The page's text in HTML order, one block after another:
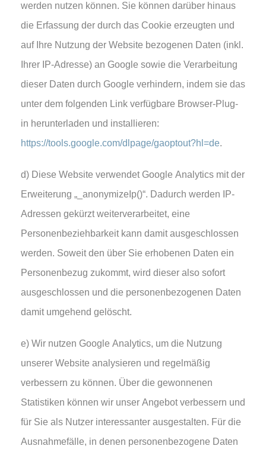
werden nutzen können. Sie können darüber hinaus
die Erfassung der durch das Cookie erzeugten und
auf Ihre Nutzung der Website bezogenen Daten (inkl.
Ihrer IP-Adresse) an Google sowie die Verarbeitung
dieser Daten durch Google verhindern, indem sie das
unter dem folgenden Link verfügbare Browser-Plug-
in herunterladen und installieren:
https://tools.google.com/dlpage/gaoptout?hl=de.
d) Diese Website verwendet Google Analytics mit der
Erweiterung „_anonymizeIp()“. Dadurch werden IP-
Adressen gekürzt weiterverarbeitet, eine
Personenbeziehbarkeit kann damit ausgeschlossen
werden. Soweit den über Sie erhobenen Daten ein
Personenbezug zukommt, wird dieser also sofort
ausgeschlossen und die personenbezogenen Daten
damit umgehend gelöscht.
e) Wir nutzen Google Analytics, um die Nutzung
unserer Website analysieren und regelmäßig
verbessern zu können. Über die gewonnenen
Statistiken können wir unser Angebot verbessern und
für Sie als Nutzer interessanter ausgestalten. Für die
Ausnahmefälle, in denen personenbezogene Daten